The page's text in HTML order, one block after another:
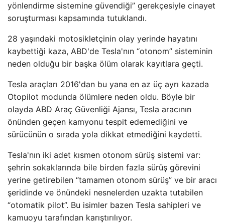
yönlendirme sistemine güvendiği” gerekçesiyle cinayet
soruşturması kapsamında tutuklandı.
28 yaşındaki motosikletçinin olay yerinde hayatını
kaybettiği kaza, ABD'de Tesla'nın “otonom” sisteminin
neden olduğu bir başka ölüm olarak kayıtlara geçti.
Tesla araçları 2016'dan bu yana en az üç ayrı kazada
Otopilot modunda ölümlere neden oldu. Böyle bir
olayda ABD Araç Güvenliği Ajansı, Tesla aracının
önünden geçen kamyonu tespit edemediğini ve
sürücünün o sırada yola dikkat etmediğini kaydetti.
Tesla'nın iki adet kısmen otonom sürüş sistemi var:
şehrin sokaklarında bile birden fazla sürüş görevini
yerine getirebilen “tamamen otonom sürüş” ve bir aracı
şeridinde ve önündeki nesnelerden uzakta tutabilen
“otomatik pilot”. Bu isimler bazen Tesla sahipleri ve
kamuoyu tarafından karıştırılıyor.